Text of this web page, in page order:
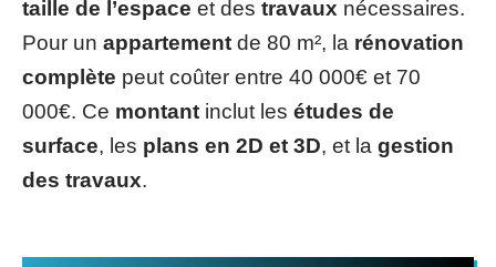
taille de l’espace et des travaux nécessaires.
Pour un appartement de 80 m², la rénovation
complète peut coûter entre 40 000€ et 70
000€. Ce montant inclut les études de
surface, les plans en 2D et 3D, et la gestion
des travaux.